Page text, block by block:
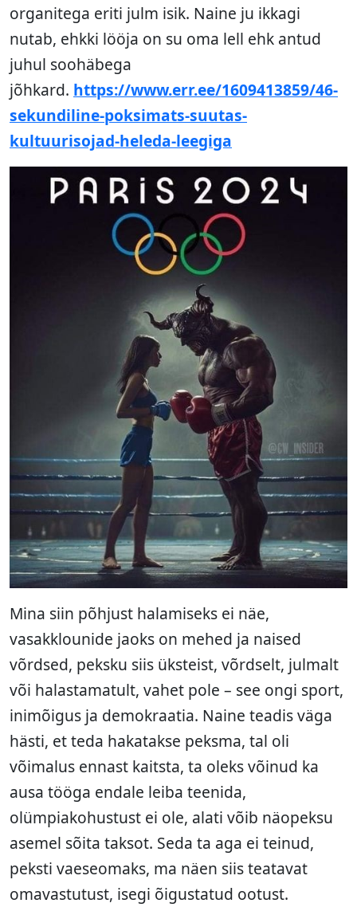
organitega eriti julm isik. Naine ju ikkagi
nutab, ehkki lööja on su oma lell ehk antud
juhul soohäbega
jõhkard. https://www.err.ee/1609413859/46-
sekundiline-poksimats-suutas-
kultuurisojad-heleda-leegiga
Mina siin põhjust halamiseks ei näe,
vasakklounide jaoks on mehed ja naised
võrdsed, peksku siis üksteist, võrdselt, julmalt
või halastamatult, vahet pole – see ongi sport,
inimõigus ja demokraatia. Naine teadis väga
hästi, et teda hakatakse peksma, tal oli
võimalus ennast kaitsta, ta oleks võinud ka
ausa tööga endale leiba teenida,
olümpiakohustust ei ole, alati võib näopeksu
asemel sõita taksot. Seda ta aga ei teinud,
peksti vaeseomaks, ma näen siis teatavat
omavastutust, isegi õigustatud ootust.